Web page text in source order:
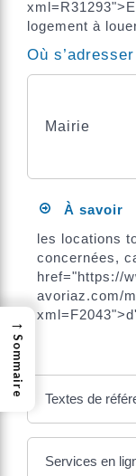
logement à
Où
Mairie
À savoir
les locations
concernées,
href="https://
avoriaz.com/
Textes de
Services en
→
Sommaire